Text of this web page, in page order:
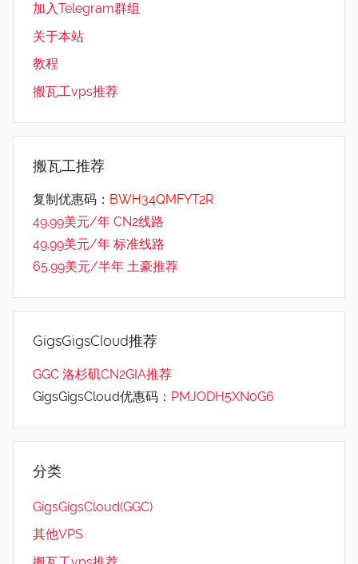
加入Telegram群组
关于本站
教程
搬瓦工vps推荐
搬瓦工推荐
复制优惠码： BWH34QMFYT2R
49.99美元/年 CN2线路
49.99美元/年 标准线路
65.99美元/半年 土豪推荐
GigsGigsCloud推荐
GGC 洛杉矶CN2GIA推荐
GigsGigsCloud优惠码： PMJODH5XN0G6
分类
GigsGigsCloud(GGC)
其他VPS